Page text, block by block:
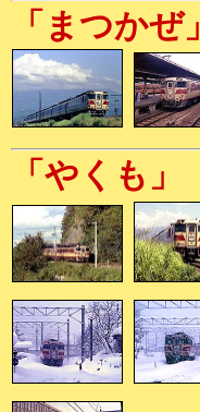
「まつかぜ」
「やくも」